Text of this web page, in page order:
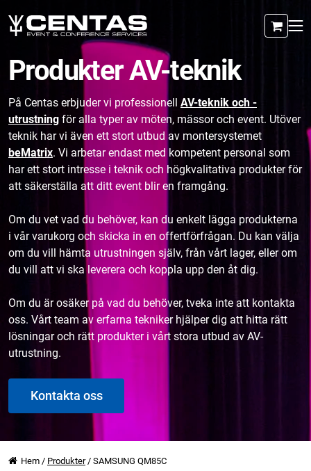
Produkter AV-teknik
På Centas erbjuder vi professionell AV-teknik och -
utrustning för alla typer av möten, mässor och event. Utöver
teknik har vi även ett stort utbud av montersystemet
beMatrix. Vi arbetar endast med kompetent personal som
har ett stort intresse i teknik och högkvalitativa produkter för
att säkerställa att ditt event blir en framgång.
Om du vet vad du behöver, kan du enkelt lägga produkterna
i vår varukorg och skicka in en offertförfrågan. Du kan välja
om du vill hämta utrustningen själv, från vårt lager, eller om
du vill att vi ska leverera och koppla upp den åt dig.
Om du är osäker på vad du behöver, tveka inte att kontakta
oss. Vårt team av erfarna tekniker hjälper dig att hitta rätt
lösningar och rätt produkter i vårt stora utbud av AV-
utrustning.
Kontakta oss
Hem / Produkter/ SAMSUNG QM85C